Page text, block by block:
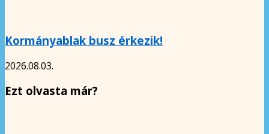
Kormányablak busz érkezik!
2026.08.03.
Ezt olvasta már?